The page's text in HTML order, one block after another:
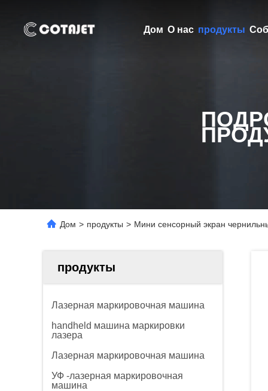
Дом О нас продукты
Дом > продукты > Мини сенсорный экран
продукты
Лазерная маркировочная машина
handheld машина маркировки
лазера
Лазерная маркировочная машина
УФ -лазерная маркировочная
машина